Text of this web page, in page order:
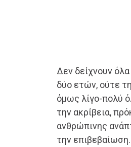
Δεν δείχνουν
δύο ετών, ούτε
όμως λίγο-πολύ
την ακρίβεια,
ανθρώπινης
την επιβεβαίωση.